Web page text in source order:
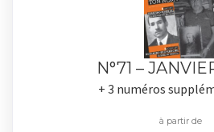
N°71 –
+ 3 numéros
à partir de